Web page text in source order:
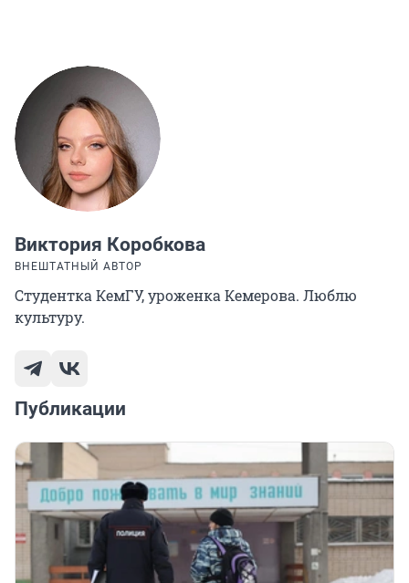
Виктория Коробкова
ВНЕШТАТНЫЙ АВТОР
Студентка КемГУ, уроженка Кемерова. Люблю
культуру.
Публикации